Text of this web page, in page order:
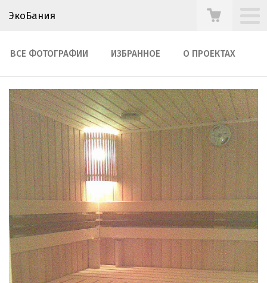
ЭкоБания
ВСЕ ФОТОГРАФИИ ИЗБРАННОЕ О ПРОЕКТАХ